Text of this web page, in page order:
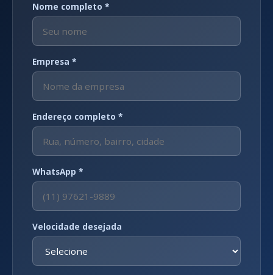
Nome completo *
Empresa *
Endereço completo *
WhatsApp *
Velocidade desejada